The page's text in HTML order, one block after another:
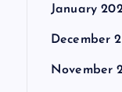
January
December
November